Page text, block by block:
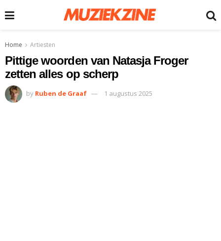
Home Artiesten
Pittige woorden van Natasja Froger
zetten alles op scherp
by Ruben de Graaf 1 augustus 2025